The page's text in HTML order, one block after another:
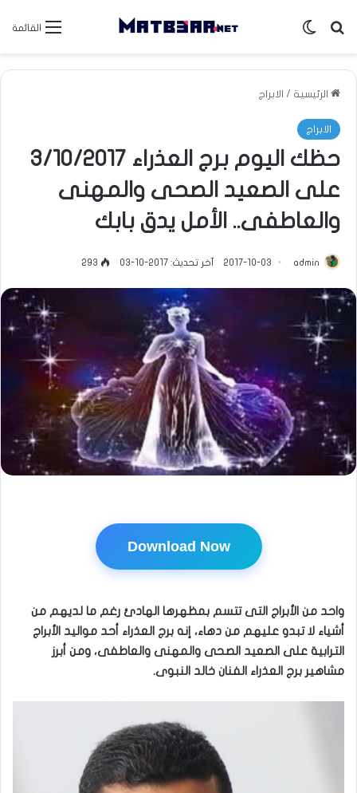
القائمة بحث عنالوضع المظلم
الرئيسية / الابراج
الابراج
حظك اليوم برج العذراء 3/10/2017
على الصعيد الصحى والمهنى
والعاطفى.. الأمل يدق بابك
admin
2017-10-03 آخر تحديث: 2017-10-03 293
Download Now
واحد من الأبراج التى تتسم بمظهرها الهادئ رغم ما لديهم من
أشياء لا تبدو عليهم من دهاء، إنه برج العذراء أحد مواليد الأبراج
الترابية على الصعيد الصحى والمهنى والعاطفى، ومن أبرز
مشاهير برج العذراء الفنان خالد النبوى.